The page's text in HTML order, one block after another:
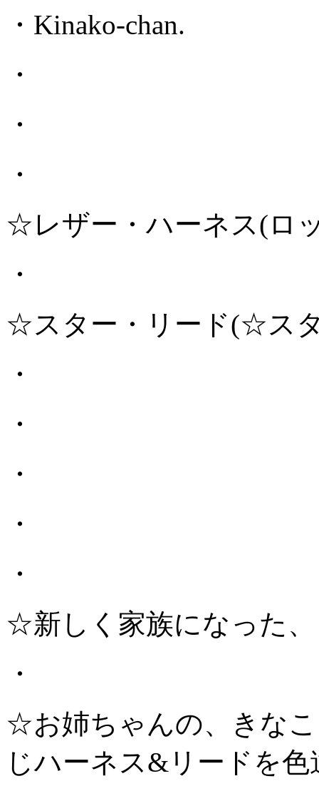
・Kinako-chan.
・
・
・
☆レザー・ハーネス(ロ
・
☆スター・リード(☆ス
・
・
・
・
・
☆新しく家族になった
・
☆お姉ちゃんの、きな
じハーネス&リードを